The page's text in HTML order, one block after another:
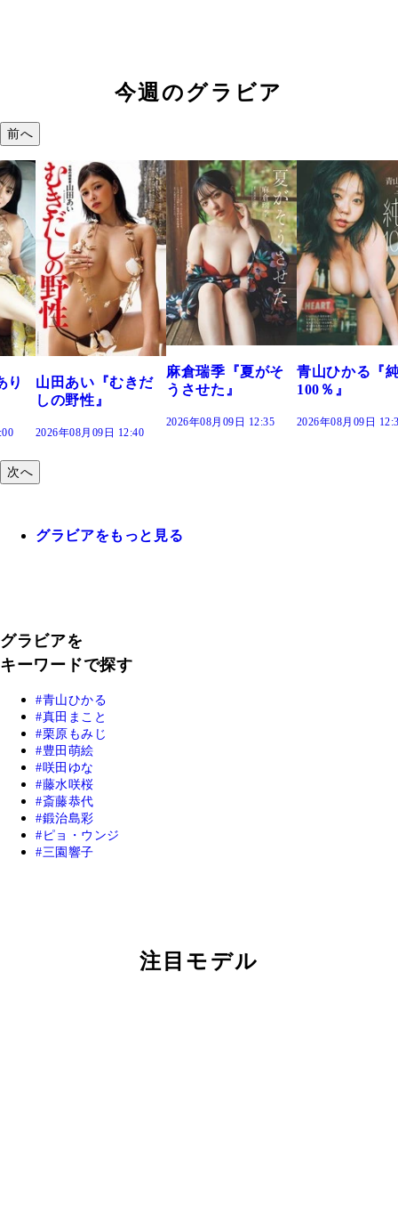
今週のグラビア
前へ
だ
麻倉瑞季『夏がそ
うさせた』
青山ひかる『純度
100％』
2026年08月09日 12:30
溝端 葵『もう
つの、あおい
で。』
2026年08月09日
次へ
グラビアをもっと見る
グラビアを
キーワードで探す
青山ひかる
真田まこと
栗原もみじ
豊田萌絵
咲田ゆな
藤水咲桜
斎藤恭代
鍛治島彩
ピョ・ウンジ
三園響子
注目モデル